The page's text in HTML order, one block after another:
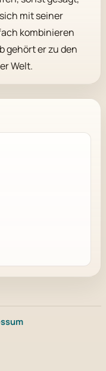
mit seiner
kombinieren
gehört er zu den
Welt.